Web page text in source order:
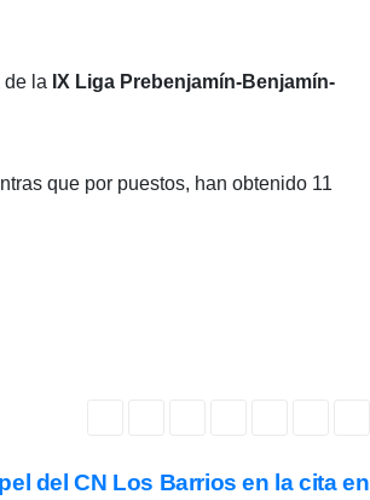
de la IX Liga Prebenjamín-Benjamín-
que por puestos, han obtenido 11
del CN Los Barrios en la cita en